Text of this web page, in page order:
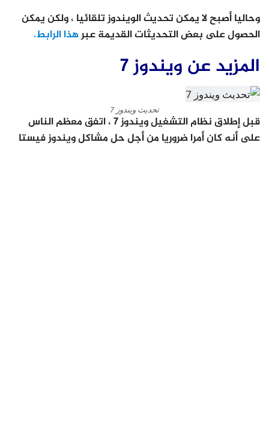
وحاليا أصبح لا يمكن تحديث الويندوز تلقائيا ، ولكن يمكن
الحصول على بعض التحديثات القديمة عبرهذا الرابط.
المزيد عن ويندوز 7
تحديث ويندوز 7
قبل إطلاق نظام التشغيل ويندوز 7 ، اتفق معظم الناس
على أنه كان أمرا ضروريا من أجل حل مشاكل ويندوز فيستا